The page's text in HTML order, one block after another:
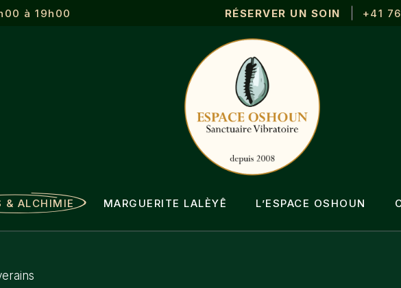
à 19h00 RÉSERVER UN SOIN +41
& ALCHIMIE
Alchimique
MARGUERITE LALÈYÊ L’ESPACE OSHOUN